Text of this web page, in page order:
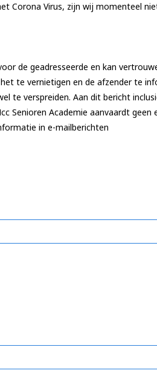
Corona Virus, zijn wij momenteel
de geadresseerde en kan
te vernietigen en de afzender te
te verspreiden. Aan dit bericht
Senioren Academie aanvaardt
in e-mailberichten